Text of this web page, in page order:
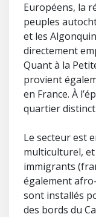
Européens, la
peuples
et les
directement
Quant à la
provient
en France. À
quartier
Le secteur est
multiculturel, et
immigrants
également
sont installés
des bords du